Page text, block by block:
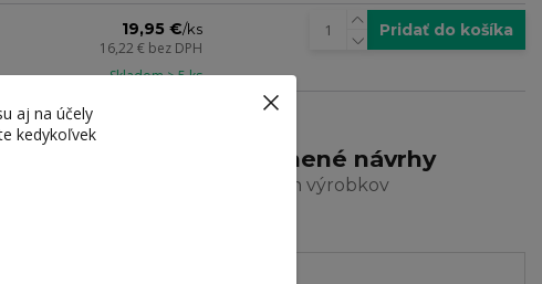
19,95 €/ks
16,22 € bez DPH
Skladom > 5 ks
Pridať do košíka
Ocenené návrhy
a dizajn výrobkov
aj na účely
kedykoľvek